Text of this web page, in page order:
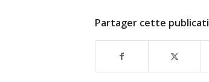
Partager cette